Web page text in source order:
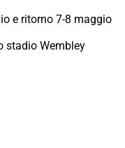
e ritorno 7-8 maggio
stadio Wembley